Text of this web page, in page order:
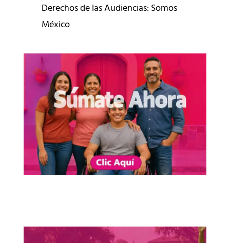
Derechos de las Audiencias: Somos
México